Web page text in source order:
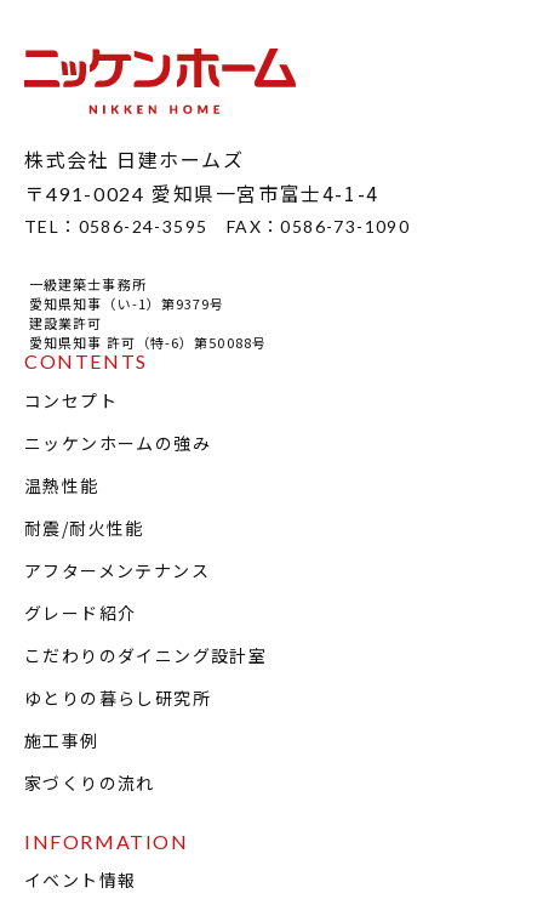
株式会社 日建ホームズ
〒 491-0024 愛知県一宮市富士4-1-4
TEL： 0586-24-3595 FAX：0586-73-1090
一級建築士事務所
愛知県知事（い-1）第9379号
建設業許可
愛知県知事 許可（特-6）第50088号
CONTENTS
コンセプト
ニッケンホームの強み
温熱性能
耐震/耐火性能
アフターメンテナンス
グレード紹介
こだわりのダイニング設計室
ゆとりの暮らし研究所
施工事例
家づくりの流れ
INFORMATION
イベント情報